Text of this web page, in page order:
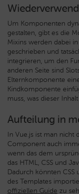
Um Komponenten
gestalten, gibt es die
Mixins werden dabei
geschrieben und
integrieren, um den
anderen Seite sind
Elternkomponente
Kindkomponente
muss, was dieser
Aufteilung in
In Vue.js ist man nicht
Component auch
wenn das dem
das HTML, CSS und
Dadurch könnten CSS
des Templates
offiziellen Guide zu